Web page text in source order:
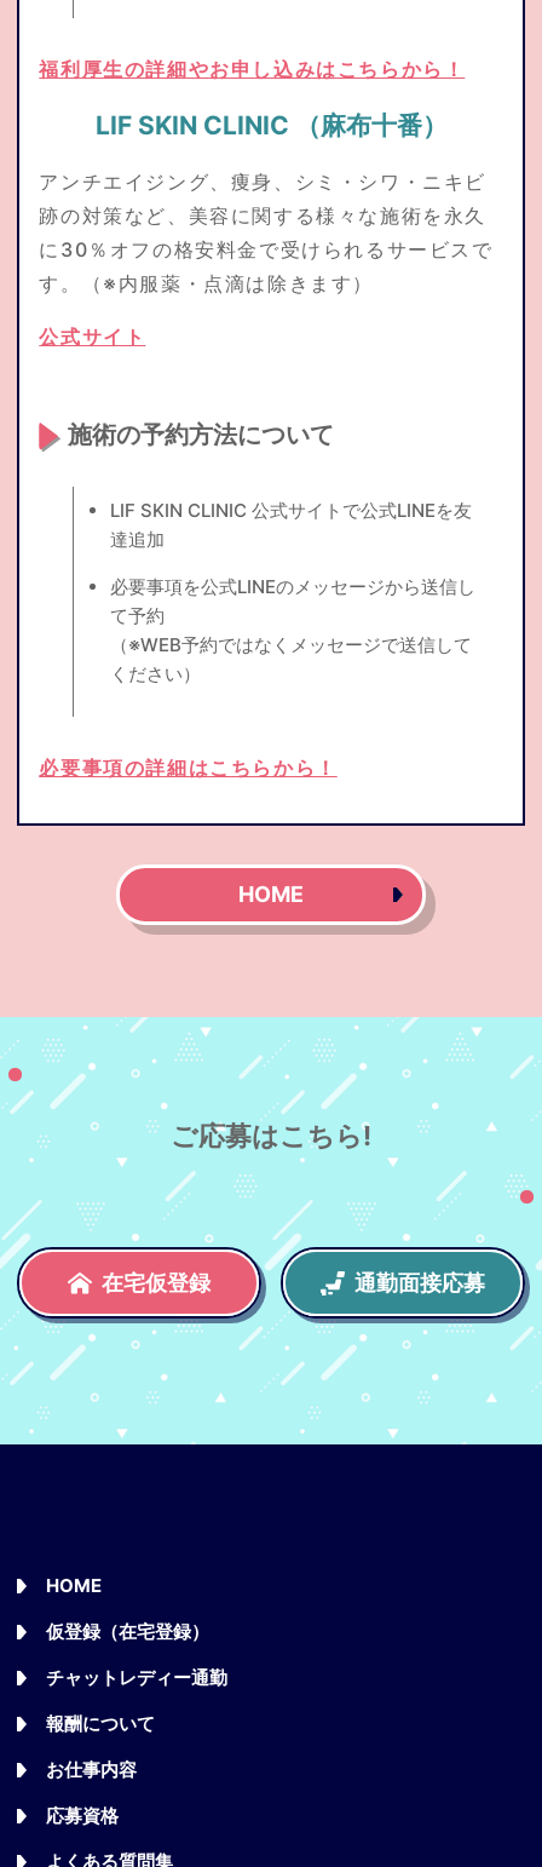
福利厚生の詳細やお申し込みはこちらから！
LIF SKIN CLINIC （麻布十番）
アンチエイジング、痩身、シミ・シワ・ニキビ
跡の対策など、美容に関する様々な施術を永久
に30％オフの格安料金で受けられるサービスで
す。（※内服薬・点滴は除きます）
公式サイト
施術の予約方法について
LIF SKIN CLINIC 公式サイトで公式LINEを友
達追加
必要事項を公式LINEのメッセージから送信し
て予約
（※WEB予約ではなくメッセージで送信して
ください）
必要事項の詳細はこちらから！
HOME
ご応募はこちら!
在宅仮登録 通勤面接応募
HOME
仮登録（在宅登録）
チャットレディー通勤
報酬について
お仕事内容
応募資格
よくある質問集